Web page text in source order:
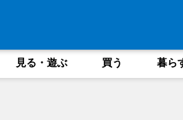
見る・遊ぶ 買う 暮ら